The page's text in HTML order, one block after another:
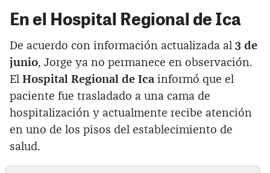
En el Hospital Regional de Ica
De acuerdo con información actualizada al 3 de
junio, Jorge ya no permanece en observación.
El Hospital Regional de Ica informó que el
paciente fue trasladado a una cama de
hospitalización y actualmente recibe atención
en uno de los pisos del establecimiento de
salud.